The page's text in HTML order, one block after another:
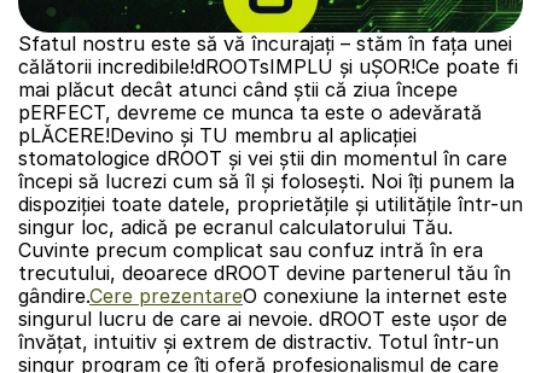
Sfatul nostru este să vă încurajați – stăm în fața unei
călătorii incredibile!dROOTsIMPLU și uȘOR!Ce poate fi
mai plăcut decât atunci când știi că ziua începe
pERFECT, devreme ce munca ta este o adevărată
pLĂCERE!Devino și TU membru al aplicației
stomatologice dROOT și vei știi din momentul în care
începi să lucrezi cum să îl și folosești. Noi îți punem la
dispoziției toate datele, proprietățile și utilitățile într-un
singur loc, adică pe ecranul calculatorului Tău.
Cuvinte precum complicat sau confuz intră în era
trecutului, deoarece dROOT devine partenerul tău în
gândire.Cere prezentareO conexiune la internet este
singurul lucru de care ai nevoie. dROOT este ușor de
învățat, intuitiv și extrem de distractiv. Totul într-un
singur program ce îți oferă profesionalismul de care